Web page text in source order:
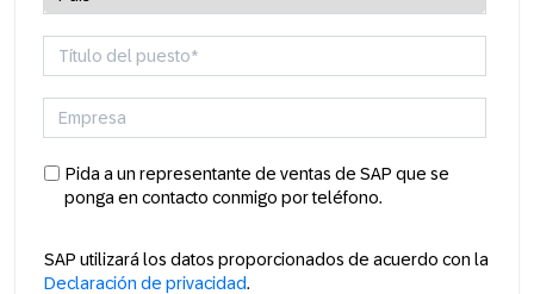
Pida a un representante de ventas de SAP que se
ponga en contacto conmigo por teléfono.
SAP utilizará los datos proporcionados de acuerdo con la
Declaración de privacidad.